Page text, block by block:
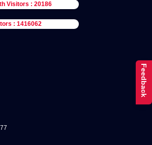
Visitors : 20186
: 1416062
Feedback